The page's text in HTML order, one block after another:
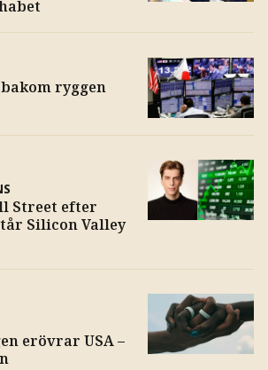
ryggen
Street efter
Silicon Valley
erövrar USA –